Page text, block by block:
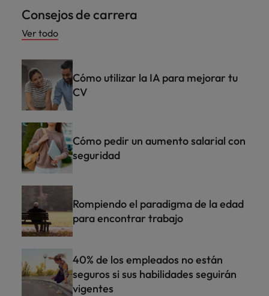
Consejos de carrera
Ver todo
Cómo utilizar la IA para mejorar tu
CV
Cómo pedir un aumento salarial con
seguridad
Rompiendo el paradigma de la edad
para encontrar trabajo
40% de los empleados no están
seguros si sus habilidades seguirán
vigentes